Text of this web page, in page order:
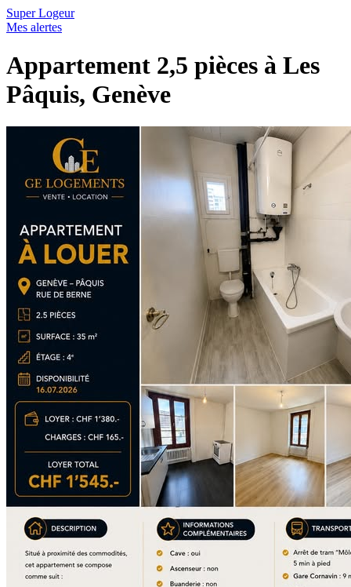
Super Logeur
Mes alertes
Appartement 2,5 pièces à Les
Pâquis, Genève